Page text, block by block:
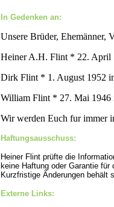
In Gedenken an:
Unsere Brüder, Ehemänner,
Heiner A.H. Flint * 22. April
Dirk Flint * 1. August 1952
William Flint * 27. Mai 1946
Wir werden Euch fur immer
Haftungsausschuss:
Heiner Flint prüfte die
keine Haftung oder Garantie
Kurzfristige Änderungen behält
Externe Links: